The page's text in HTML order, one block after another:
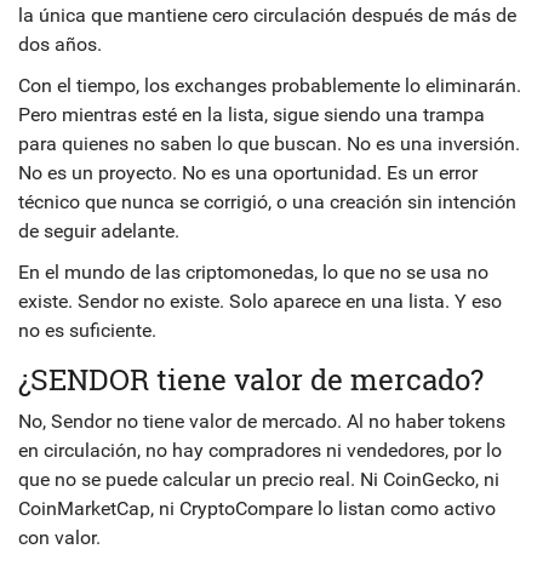
la única que mantiene cero circulación después de más de
dos años.
Con el tiempo, los exchanges probablemente lo eliminarán.
Pero mientras esté en la lista, sigue siendo una trampa
para quienes no saben lo que buscan. No es una inversión.
No es un proyecto. No es una oportunidad. Es un error
técnico que nunca se corrigió, o una creación sin intención
de seguir adelante.
En el mundo de las criptomonedas, lo que no se usa no
existe. Sendor no existe. Solo aparece en una lista. Y eso
no es suficiente.
¿SENDOR tiene valor de mercado?
No, Sendor no tiene valor de mercado. Al no haber tokens
en circulación, no hay compradores ni vendedores, por lo
que no se puede calcular un precio real. Ni CoinGecko, ni
CoinMarketCap, ni CryptoCompare lo listan como activo
con valor.